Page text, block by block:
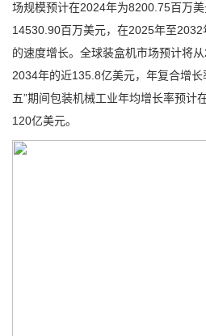
场规模预计在2024年为8200.75百万
14530.90百万美元，在2025年至
的速度增长。全球装盒机市场预计将
2034年的近135.8亿美元，年复合增长
五”期间包装机械工业年均增长率预计
120亿美元。